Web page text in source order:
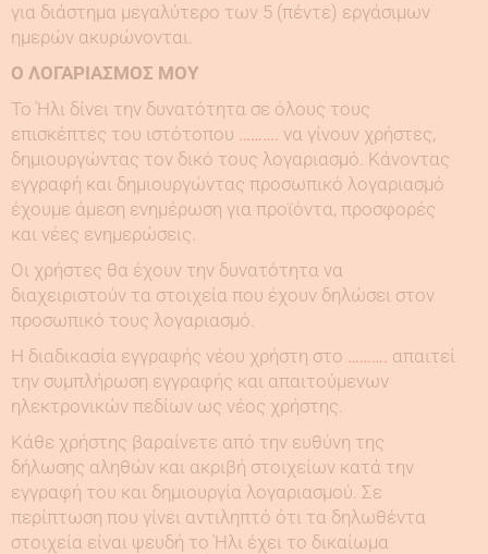
για διάστημα μεγαλύτερο των 5 (πέντε) εργάσιμων
ημερών ακυρώνονται.
Ο ΛΟΓΑΡΙΑΣΜΟΣ ΜΟΥ
Το Ήλι δίνει την δυνατότητα σε όλους τους
επισκέπτες του ιστότοπου ………. να γίνουν χρήστες,
δημιουργώντας τον δικό τους λογαριασμό. Κάνοντας
εγγραφή και δημιουργώντας προσωπικό λογαριασμό
έχουμε άμεση ενημέρωση για προϊόντα, προσφορές
και νέες ενημερώσεις.
Οι χρήστες θα έχουν την δυνατότητα να
διαχειριστούν τα στοιχεία που έχουν δηλώσει στον
προσωπικό τους λογαριασμό.
Η διαδικασία εγγραφής νέου χρήστη στο ………. απαιτεί
την συμπλήρωση εγγραφής και απαιτούμενων
ηλεκτρονικών πεδίων ως νέος χρήστης.
Κάθε χρήστης βαραίνετε από την ευθύνη της
δήλωσης αληθών και ακριβή στοιχείων κατά την
εγγραφή του και δημιουργία λογαριασμού. Σε
περίπτωση που γίνει αντιληπτό ότι τα δηλωθέντα
στοιχεία είναι ψευδή το Ήλι έχει το δικαίωμα